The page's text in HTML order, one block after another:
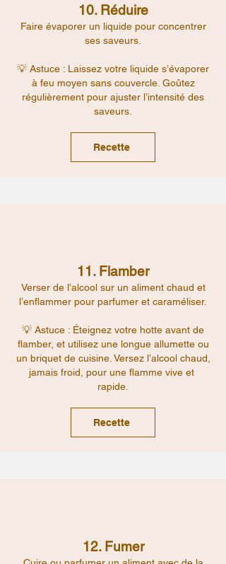
10. Réduire
Faire évaporer un liquide pour concentrer
ses saveurs.
💡 Astuce : Laissez votre liquide s’évaporer
à feu moyen sans couvercle. Goûtez
régulièrement pour ajuster l’intensité des
saveurs.
Recette
11. Flamber
Verser de l’alcool sur un aliment chaud et
l’enflammer pour parfumer et caraméliser.
💡 Astuce : Éteignez votre hotte avant de
flamber, et utilisez une longue allumette ou
un briquet de cuisine. Versez l’alcool chaud,
jamais froid, pour une flamme vive et
rapide.
Recette
12. Fumer